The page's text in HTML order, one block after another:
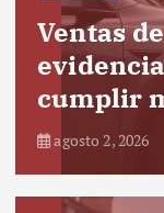
Ventas
cumplir
agosto 2, 2026